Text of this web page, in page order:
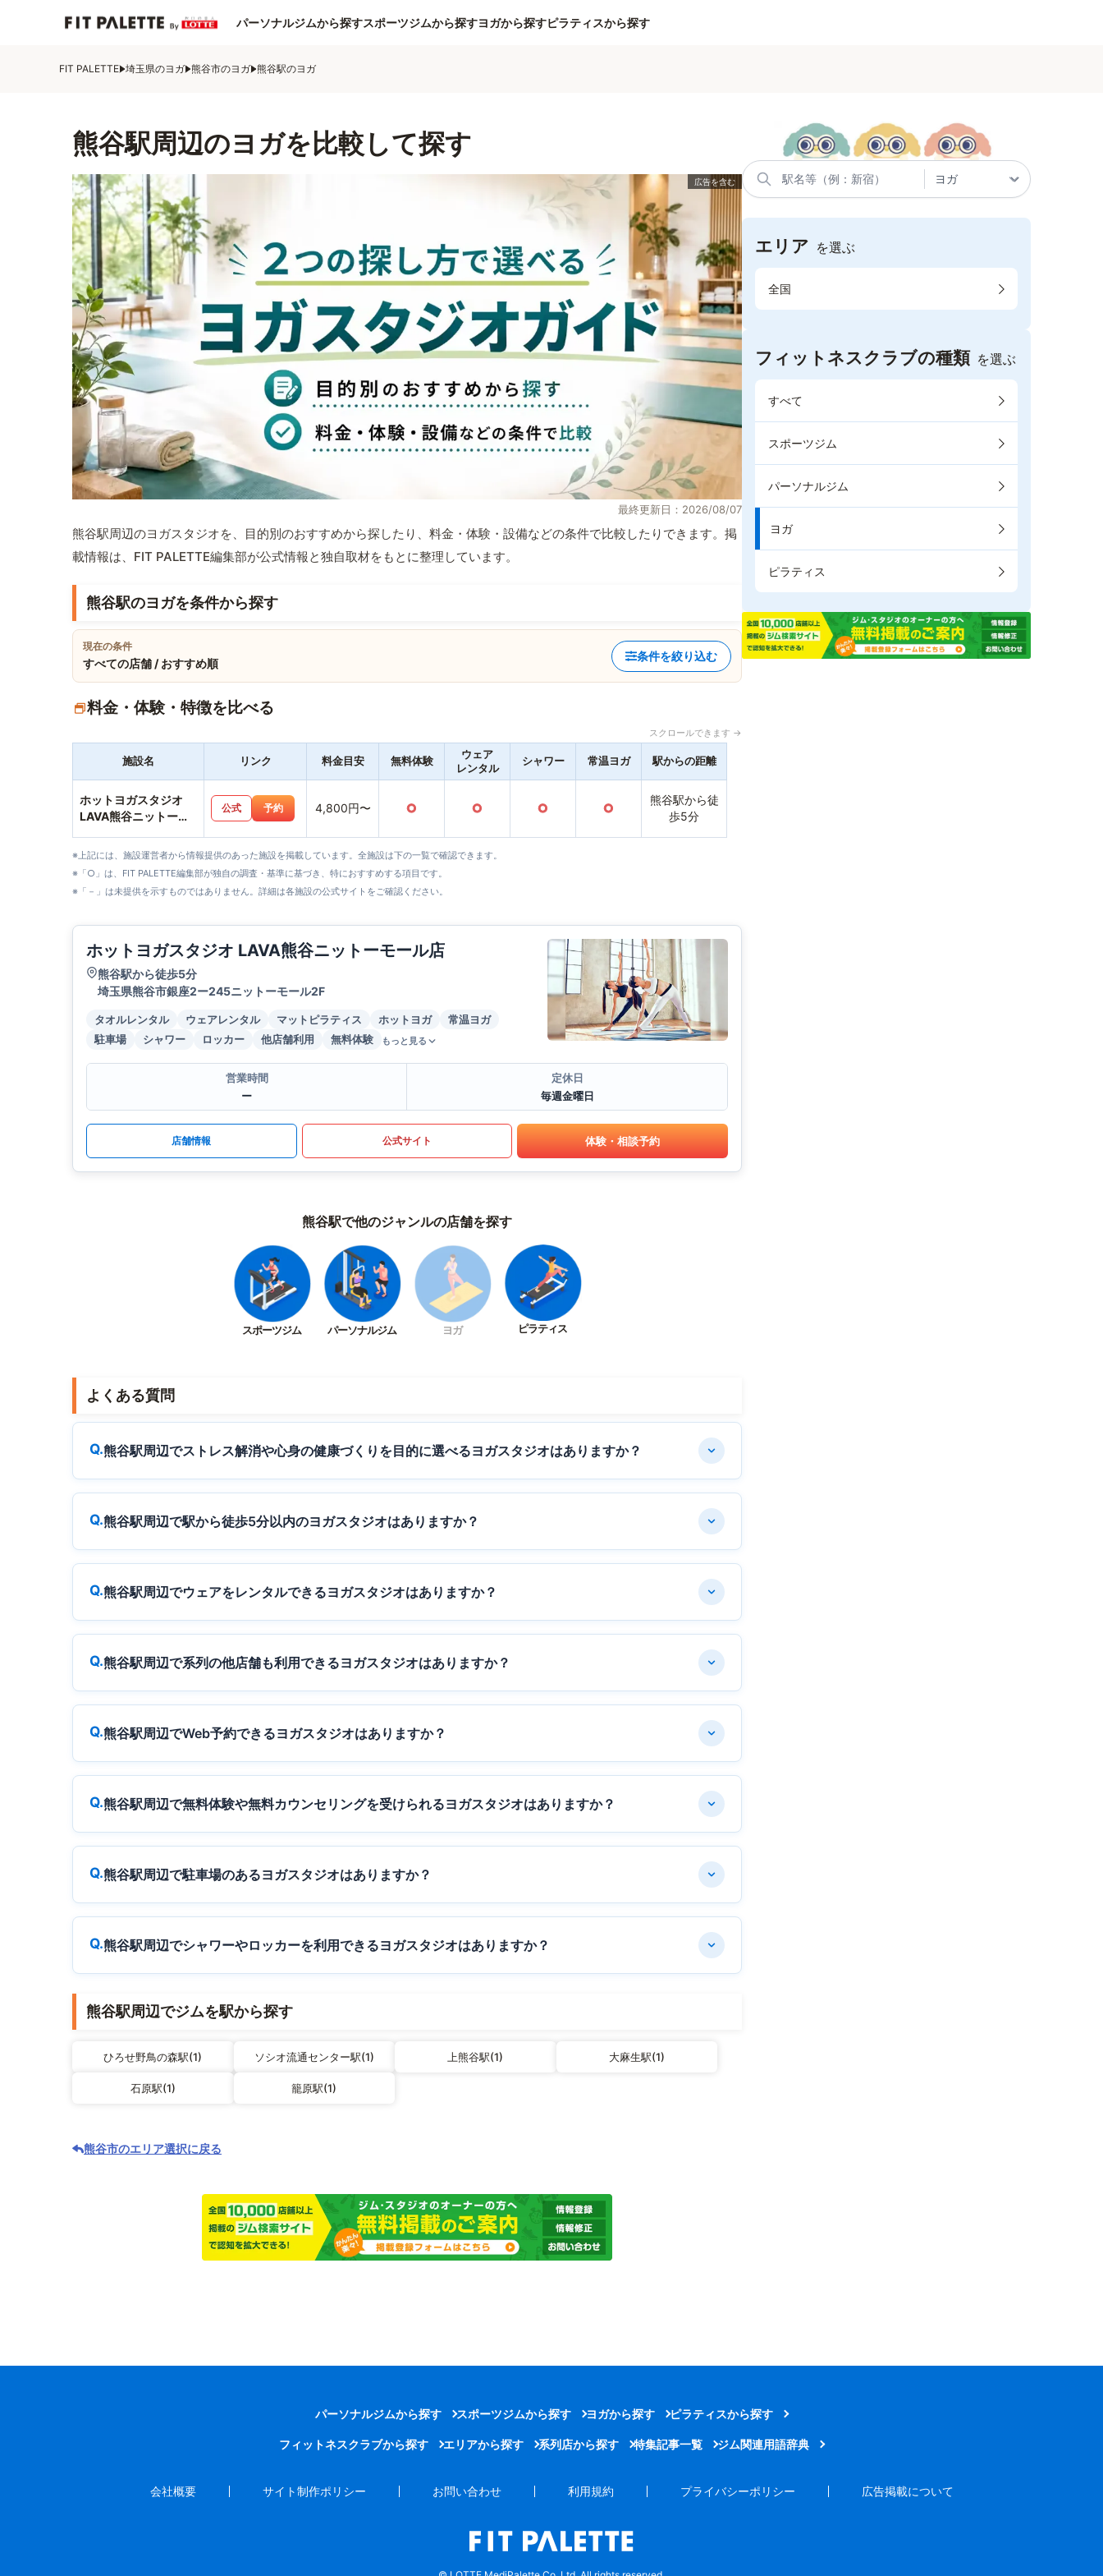
パーソナルジムから探すスポーツジムから探すヨガから探すピラティスから探す
FIT PALETTE 埼玉県のヨガ 熊谷市のヨガ 熊谷駅のヨガ
熊谷駅周辺のヨガを比較して探す
最終更新日：2026/08/07
熊谷駅周辺のヨガスタジオを、目的別のおすすめから探したり、料金・体験・設備などの条件で比較したりできます。掲
載情報は、FIT PALETTE編集部が公式情報と独自取材をもとに整理しています。
熊谷駅のヨガを条件から探す
現在の条件
すべての店舗 / おすすめ順
条件を絞り込む
料金・体験・特徴を比べる
スクロールできます →
施設名 リンク 料金目安 無料体験
ウェア
レンタル
シャワー 常温ヨガ 駅からの距離
ホットヨガスタジオ
LAVA熊谷ニットーモ
公式 予約 4,800円〜 ○ ○ ○ ○
熊谷駅から徒
歩5分
※上記には、施設運営者から情報提供のあった施設を掲載しています。全施設は下の一覧で確認できます。
※「○」は、FIT PALETTE編集部が独自の調査・基準に基づき、特におすすめする項目です。
※「－」は未提供を示すものではありません。詳細は各施設の公式サイトをご確認ください。
ホットヨガスタジオ LAVA熊谷ニットーモール店
熊谷駅から徒歩5分
埼玉県熊谷市銀座2ー245ニットーモール2F
タオルレンタル ウェアレンタル マットピラティス ホットヨガ
常温ヨガ
駐車場
シャワー ロッカー 他店舗利用 無料体験 もっと見る
営業時間
ー
定休日
毎週金曜日
店舗情報 公式サイト 体験・相談予約
熊谷駅で他のジャンルの店舗を探す
スポーツジム パーソナルジム ヨガ ピラティス
よくある質問
熊谷駅周辺でストレス解消や心身の健康づくりを目的に選べるヨガスタジオはありますか？
熊谷駅周辺で駅から徒歩5分以内のヨガスタジオはありますか？
熊谷駅周辺でウェアをレンタルできるヨガスタジオはありますか？
熊谷駅周辺で系列の他店舗も利用できるヨガスタジオはありますか？
熊谷駅周辺でWeb予約できるヨガスタジオはありますか？
熊谷駅周辺で無料体験や無料カウンセリングを受けられるヨガスタジオはありますか？
熊谷駅周辺で駐車場のあるヨガスタジオはありますか？
熊谷駅周辺でシャワーやロッカーを利用できるヨガスタジオはありますか？
熊谷駅周辺でジムを駅から探す
ひろせ野鳥の森駅(1) ソシオ流通センター駅(1) 上熊谷駅(1) 大麻生駅(1)
石原駅(1) 籠原駅(1)
熊谷市のエリア選択に戻る
エリア を選ぶ
全国
フィットネスクラブの種類 を選ぶ
すべて
スポーツジム
パーソナルジム
ヨガ
ピラティス
パーソナルジムから探す スポーツジムから探す ヨガから探す ピラティスから探す
フィットネスクラブから探す エリアから探す 系列店から探す 特集記事一覧 ジム関連用語辞典
会社概要 サイト制作ポリシー お問い合わせ 利用規約 プライバシーポリシー 広告掲載について